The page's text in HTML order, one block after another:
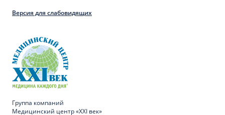
Версия для слабовидящих
Группа компаний
Медицинский центр «XXI век»